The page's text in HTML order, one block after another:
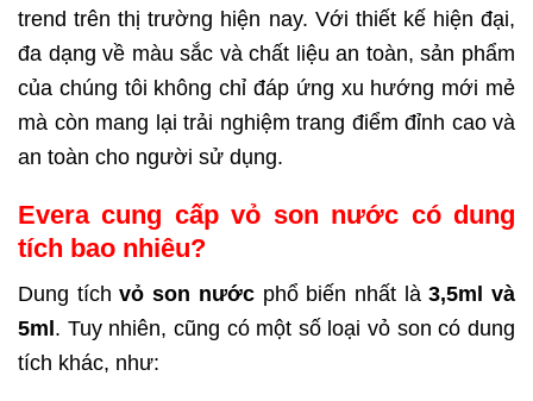
trend trên thị trường hiện nay. Với thiết kế hiện đại,
đa dạng về màu sắc và chất liệu an toàn, sản phẩm
của chúng tôi không chỉ đáp ứng xu hướng mới mẻ
mà còn mang lại trải nghiệm trang điểm đỉnh cao và
an toàn cho người sử dụng.
Evera cung cấp vỏ son nước có dung
tích bao nhiêu?
Dung tíchvỏ son nướcphổ biến nhất là3,5ml và
5ml. Tuy nhiên, cũng có một số loại vỏ son có dung
tích khác, như: